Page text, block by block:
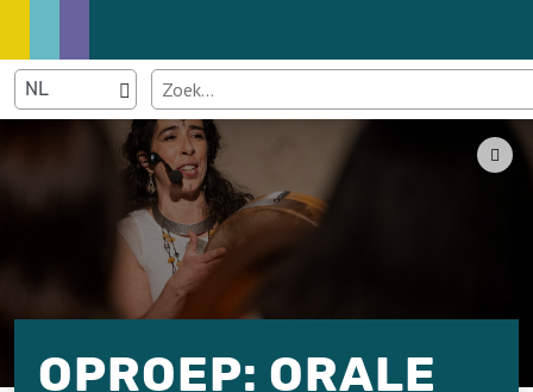
OPROEP: ORALE